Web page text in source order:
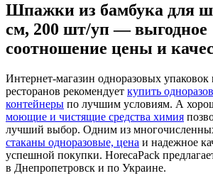
Шпажки из бамбука для
см, 200 шт/уп — выгодное
соотношение цены и
Интернет-магазин одноразовых упаковок
ресторанов рекомендует купить
контейнеры по лучшим условиям. А
моющие и чистящие средства химия
лучший выбор. Одним из
стаканы одноразовые, цена и надежное
успешной покупки. HorecaPack
в Днепропетровск и по Украине.